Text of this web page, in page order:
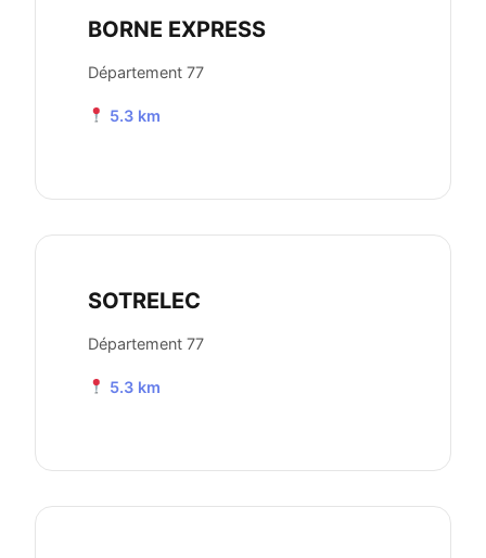
BORNE EXPRESS
Département 77
5.3 km
SOTRELEC
Département 77
5.3 km